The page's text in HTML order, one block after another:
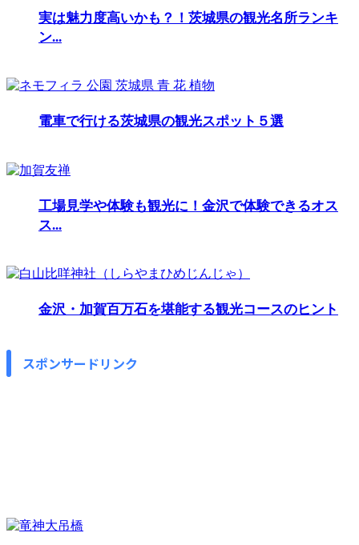
実は魅力度高いかも？！茨城県の観光名所ランキ
ン...
電車で行ける茨城県の観光スポット５選
工場見学や体験も観光に！金沢で体験できるオス
ス...
金沢・加賀百万石を堪能する観光コースのヒント
スポンサードリンク